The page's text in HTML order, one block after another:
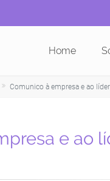
Home
Comunico à empresa e ao
e ao